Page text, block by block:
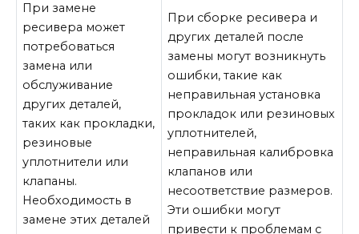
При замене
ресивера может
потребоваться
замена или
обслуживание
других деталей,
таких как прокладки,
резиновые
уплотнители или
клапаны.
Необходимость в
замене этих деталей
При сборке ресивера и
других деталей после
замены могут возникнуть
ошибки, такие как
неправильная установка
прокладок или резиновых
уплотнителей,
неправильная калибровка
клапанов или
несоответствие размеров.
Эти ошибки могут
привести к проблемам с